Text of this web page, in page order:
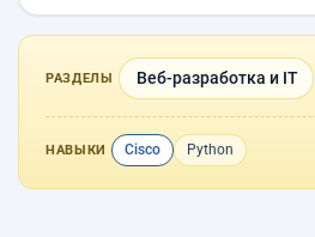
РАЗДЕЛЫ Веб-разработка и IT
НАВЫКИ Cisco Python